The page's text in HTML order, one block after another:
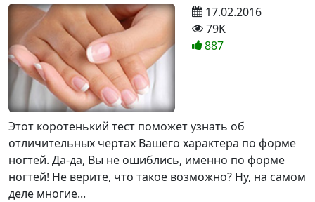
Этот коротенький тест поможет узнать об
отличительных чертах Вашего характера по форме
ногтей. Да-да, Вы не ошиблись, именно по форме
ногтей! Не верите, что такое возможно? Ну, на самом
деле многие...
17.02.2016
79K
887